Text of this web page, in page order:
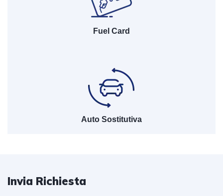
Fuel Card
Auto Sostitutiva
Invia Richiesta